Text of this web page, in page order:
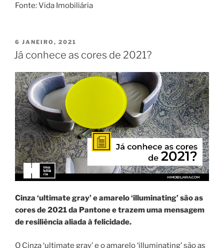
Fonte: Vida Imobiliária
PUBLICADO
EM
6 JANEIRO, 2021
Já conhece as cores de 2021?
Cinza ‘ultimate gray’ e amarelo ‘illuminating’ são as
cores de 2021 da Pantone e trazem uma mensagem
de resiliência aliada à felicidade.
O Cinza ‘ultimate gray’ e o amarelo ‘illuminating’ são as